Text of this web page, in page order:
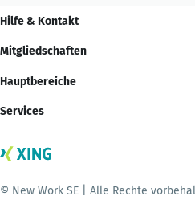
Hilfe & Kontakt
Mitgliedschaften
Hauptbereiche
Services
© New Work SE | Alle Rechte